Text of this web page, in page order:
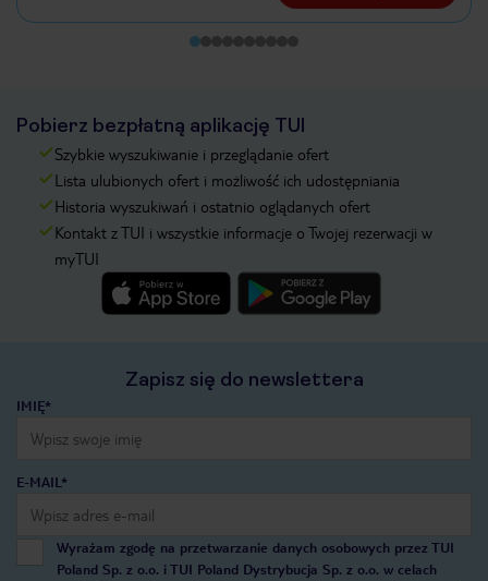
Pobierz bezpłatną aplikację TUI
Szybkie wyszukiwanie i przeglądanie ofert
Lista ulubionych ofert i możliwość ich udostępniania
Historia wyszukiwań i ostatnio oglądanych ofert
Kontakt z TUI i wszystkie informacje o Twojej rezerwacji w
myTUI
Zapisz się do newslettera
IMIĘ*
E-MAIL*
Wyrażam zgodę na przetwarzanie danych osobowych przez TUI
Poland Sp. z o.o. i TUI Poland Dystrybucja Sp. z o.o. w celach